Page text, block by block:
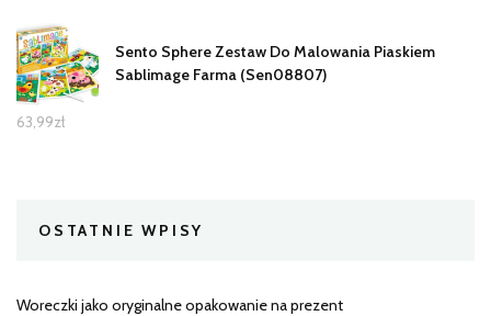
Sento Sphere Zestaw Do Malowania Piaskiem
Sablimage Farma (Sen08807)
63,99zł
OSTATNIE WPISY
Woreczki jako oryginalne opakowanie na prezent